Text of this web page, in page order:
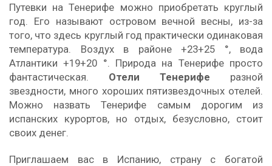
Путевки на Тенерифе можно приобретать круглый
год. Его называют островом вечной весны, из-за
того, что здесь круглый год практически одинаковая
температура. Воздух в районе +23+25 °, вода
Атлантики +19+20 °. Природа на Тенерифе просто
фантастическая. Отели Тенерифе разной
звездности, много хороших пятизвездочных отелей.
Можно назвать Тенерифе самым дорогим из
испанских курортов, но отдых, безусловно, стоит
своих денег.
Приглашаем вас в Испанию, страну с богатой